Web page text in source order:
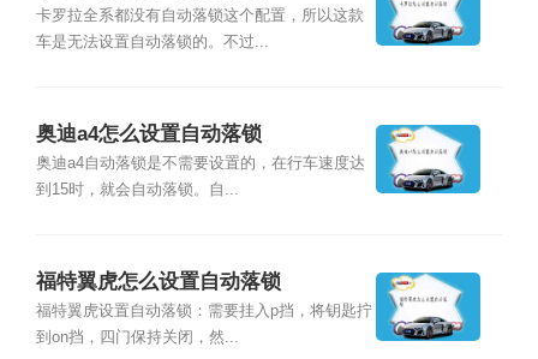
卡罗拉全系都没有自动落锁这个配置，所以这款
车是无法设置自动落锁的。不过...
奥迪a4怎么设置自动落锁
奥迪a4自动落锁是不需要设置的，在行车速度达
到15时，就会自动落锁。自...
福特翼虎怎么设置自动落锁
福特翼虎设置自动落锁：需要挂入p挡，将钥匙拧
到on挡，四门保持关闭，然...